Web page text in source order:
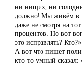
ни нищих, ни
должно! Мы живём в
даже не смотря на
процентов. Но вот
это исправлять? Кто?»
А вот что пишет
кто-то умный сказал: